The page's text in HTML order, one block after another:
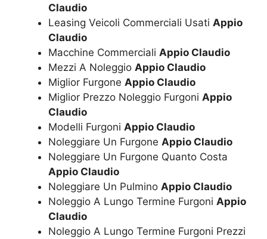
Claudio
Leasing Veicoli Commerciali Usati Appio
Claudio
Macchine Commerciali Appio Claudio
Mezzi A Noleggio Appio Claudio
Miglior Furgone Appio Claudio
Miglior Prezzo Noleggio Furgoni Appio
Claudio
Modelli Furgoni Appio Claudio
Noleggiare Un Furgone Appio Claudio
Noleggiare Un Furgone Quanto Costa
Appio Claudio
Noleggiare Un Pulmino Appio Claudio
Noleggio A Lungo Termine Furgoni Appio
Claudio
Noleggio A Lungo Termine Furgoni Prezzi